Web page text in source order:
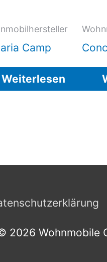
Camp
Weiterlesen
2026 Wohnmobile